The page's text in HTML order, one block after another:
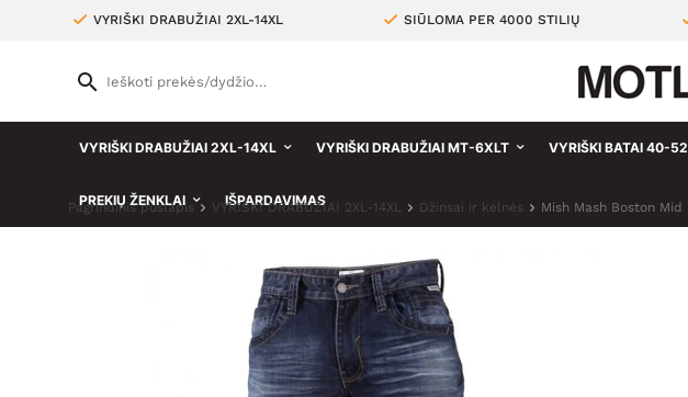
VYRIŠKI DRABUŽIAI 2XL-14XL SIŪLOMA PER 4000 STILIŲ
VYRIŠKI DRABUŽIAI 2XL-14XL VYRIŠKI DRABUŽIAI MT-6XLT VYRIŠKI BATAI 40-52
PREKIŲ ŽENKLAI IŠPARDAVIMAS
Pagrindinis puslapis VYRIŠKI DRABUŽIAI 2XL-14XL Džinsai ir kelnės Mish Mash Boston Mid